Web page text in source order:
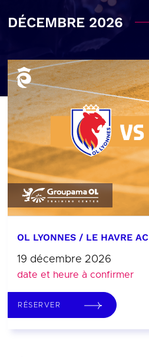
DÉCEMBRE 2026
OL LYONNES / LE HAVRE AC
19 décembre 2026
date et heure à confirmer
RÉSERVER